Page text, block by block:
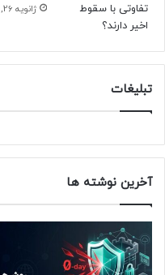
ژانویه 26, 2022
تبلیغات
آخرین نوشته ها